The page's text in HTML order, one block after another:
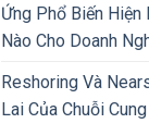
Ứng Phổ Biến Hiện
Nào Cho Doanh
Reshoring Và
Lai Của Chuỗi